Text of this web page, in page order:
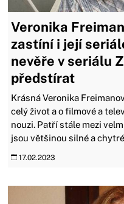
Veronika
zastíní i její
nevěře v seriálu
předstírat
Krásná Veronika
celý život a o filmové a
nouzi. Patří stále mezi
jsou většinou silné a
17.02.2023